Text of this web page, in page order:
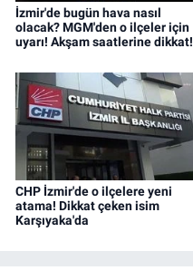
İzmir'de bugün hava nasıl
olacak? MGM'den o ilçeler için
uyarı! Akşam saatlerine dikkat!
CHP İzmir'de o ilçelere yeni
atama! Dikkat çeken isim
Karşıyaka'da